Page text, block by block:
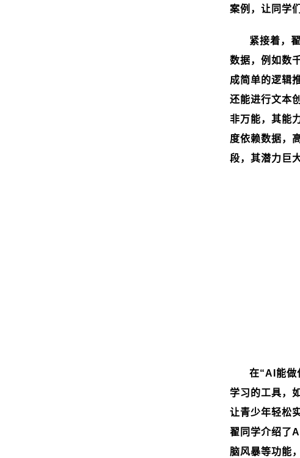
案例，让同学
紧接着，
数据，例如数
成简单的逻辑
还能进行文本
非万能，其能
度依赖数据，
段，其潜力巨
在“AI 能做
学习的工具，如
让青少年轻松
翟同学介绍了AI
脑风暴等功能